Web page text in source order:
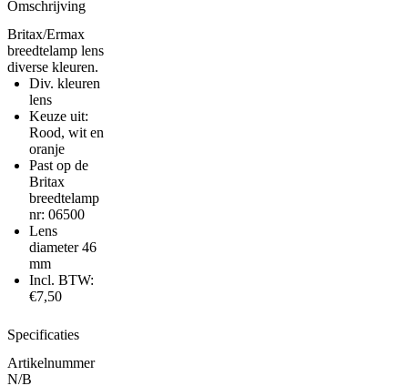
kleuren
Omschrijving
Britax/Ermax
breedtelamp lens
diverse kleuren.
Div. kleuren
lens
Keuze uit:
Rood, wit en
oranje
Past op de
Britax
breedtelamp
nr: 06500
Lens
diameter 46
mm
Incl. BTW:
€7,50
Specificaties
Artikelnummer
N/B